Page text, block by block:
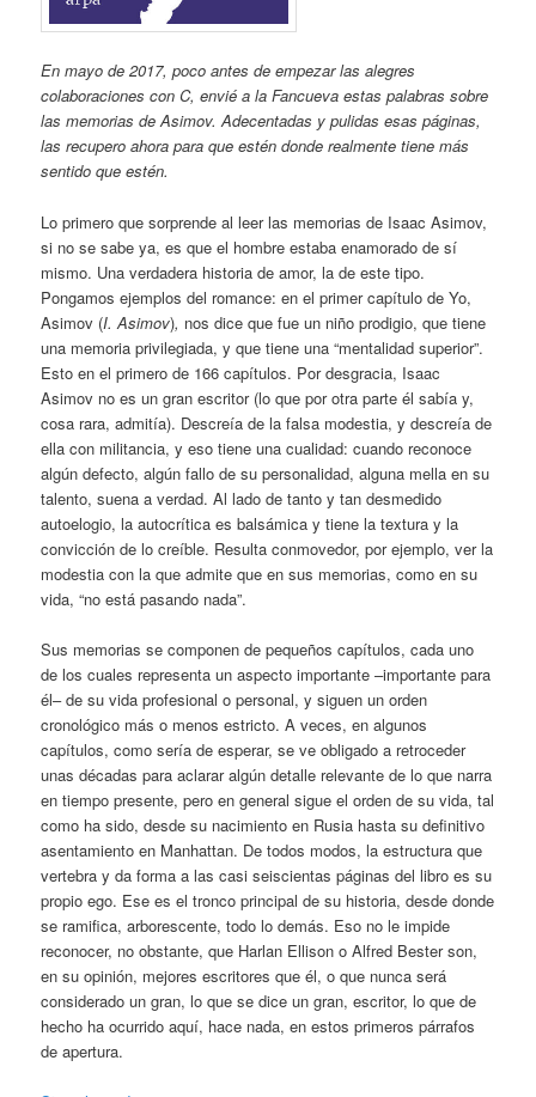
En mayo de 2017, poco antes de empezar las alegres
colaboraciones con C, envié a la Fancueva estas palabras sobre
las memorias de Asimov. Adecentadas y pulidas esas páginas,
las recupero ahora para que estén donde realmente tiene más
sentido que estén.
Lo primero que sorprende al leer las memorias de Isaac Asimov,
si no se sabe ya, es que el hombre estaba enamorado de sí
mismo. Una verdadera historia de amor, la de este tipo.
Pongamos ejemplos del romance: en el primer capítulo de Yo,
Asimov (I. Asimov), nos dice que fue un niño prodigio, que tiene
una memoria privilegiada, y que tiene una “mentalidad superior”.
Esto en el primero de 166 capítulos. Por desgracia, Isaac
Asimov no es un gran escritor (lo que por otra parte él sabía y,
cosa rara, admitía). Descreía de la falsa modestia, y descreía de
ella con militancia, y eso tiene una cualidad: cuando reconoce
algún defecto, algún fallo de su personalidad, alguna mella en su
talento, suena a verdad. Al lado de tanto y tan desmedido
autoelogio, la autocrítica es balsámica y tiene la textura y la
convicción de lo creíble. Resulta conmovedor, por ejemplo, ver la
modestia con la que admite que en sus memorias, como en su
vida, “no está pasando nada”.
Sus memorias se componen de pequeños capítulos, cada uno
de los cuales representa un aspecto importante –importante para
él– de su vida profesional o personal, y siguen un orden
cronológico más o menos estricto. A veces, en algunos
capítulos, como sería de esperar, se ve obligado a retroceder
unas décadas para aclarar algún detalle relevante de lo que narra
en tiempo presente, pero en general sigue el orden de su vida, tal
como ha sido, desde su nacimiento en Rusia hasta su definitivo
asentamiento en Manhattan. De todos modos, la estructura que
vertebra y da forma a las casi seiscientas páginas del libro es su
propio ego. Ese es el tronco principal de su historia, desde donde
se ramifica, arborescente, todo lo demás. Eso no le impide
reconocer, no obstante, que Harlan Ellison o Alfred Bester son,
en su opinión, mejores escritores que él, o que nunca será
considerado un gran, lo que se dice un gran, escritor, lo que de
hecho ha ocurrido aquí, hace nada, en estos primeros párrafos
de apertura.